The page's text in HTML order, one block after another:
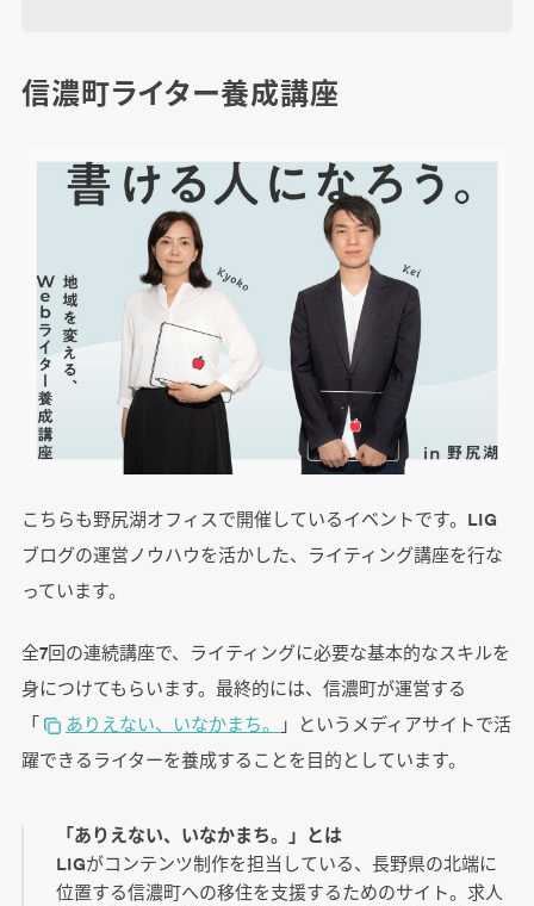
信濃町ライター養成講座
こちらも野尻湖オフィスで開催しているイベントです。LIG
ブログの運営ノウハウを活かした、ライティング講座を行な
っています。
全7回の連続講座で、ライティングに必要な基本的なスキルを
身につけてもらいます。最終的には、信濃町が運営する
「
ありえない、いなかまち。
」というメディアサイトで活
躍できるライターを養成することを目的としています。
「ありえない、いなかまち。」とは
LIGがコンテンツ制作を担当している、長野県の北端に
位置する信濃町への移住を支援するためのサイト。求人